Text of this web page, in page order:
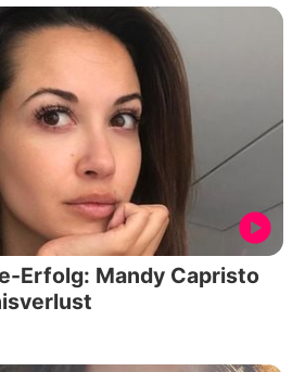
Erfolg: Mandy Capristo